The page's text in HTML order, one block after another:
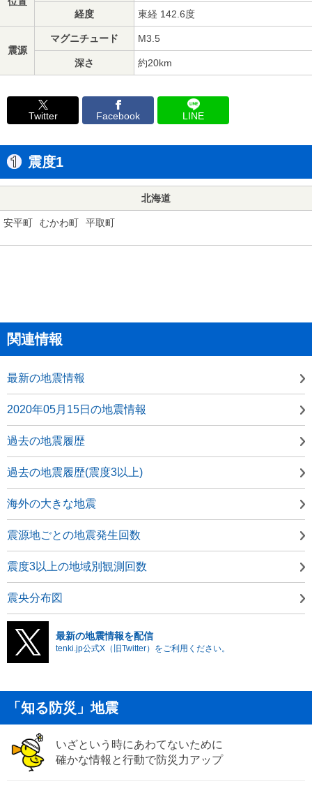
経度 東経 142.6度
震源
マグニチュード M3.5
深さ 約20km
Twitter Facebook LINE
震度1
北海道
安平町 むかわ町 平取町
関連情報
最新の地震情報
2020年05月15日の地震情報
過去の地震履歴
過去の地震履歴(震度3以上)
海外の大きな地震
震源地ごとの地震発生回数
震度3以上の地域別観測回数
震央分布図
最新の地震情報を配信
tenki.jp公式X（旧Twitter）をご利用ください。
「知る防災」地震
いざという時にあわてないために
確かな情報と行動で防災力アップ